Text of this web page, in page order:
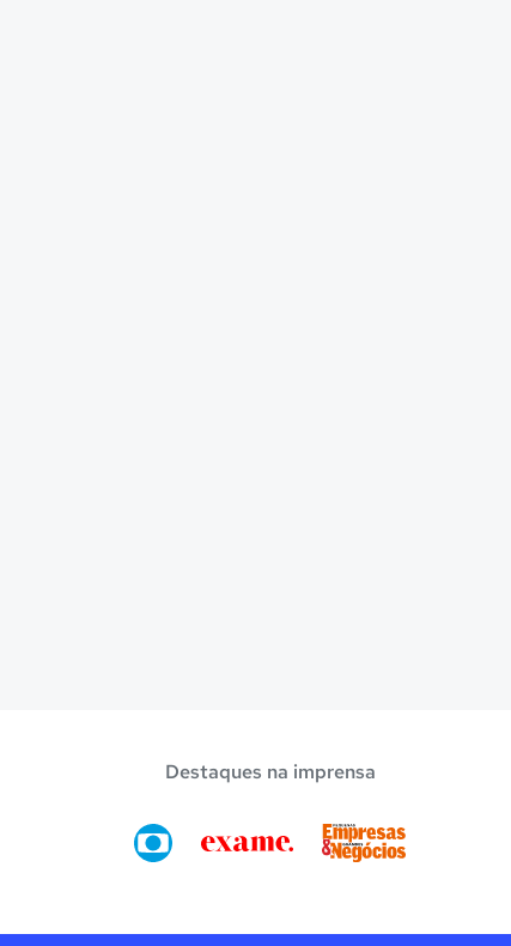
Destaques na imprensa